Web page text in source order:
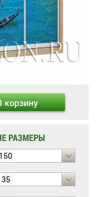
корзину
РАЗМЕРЫ
150
35